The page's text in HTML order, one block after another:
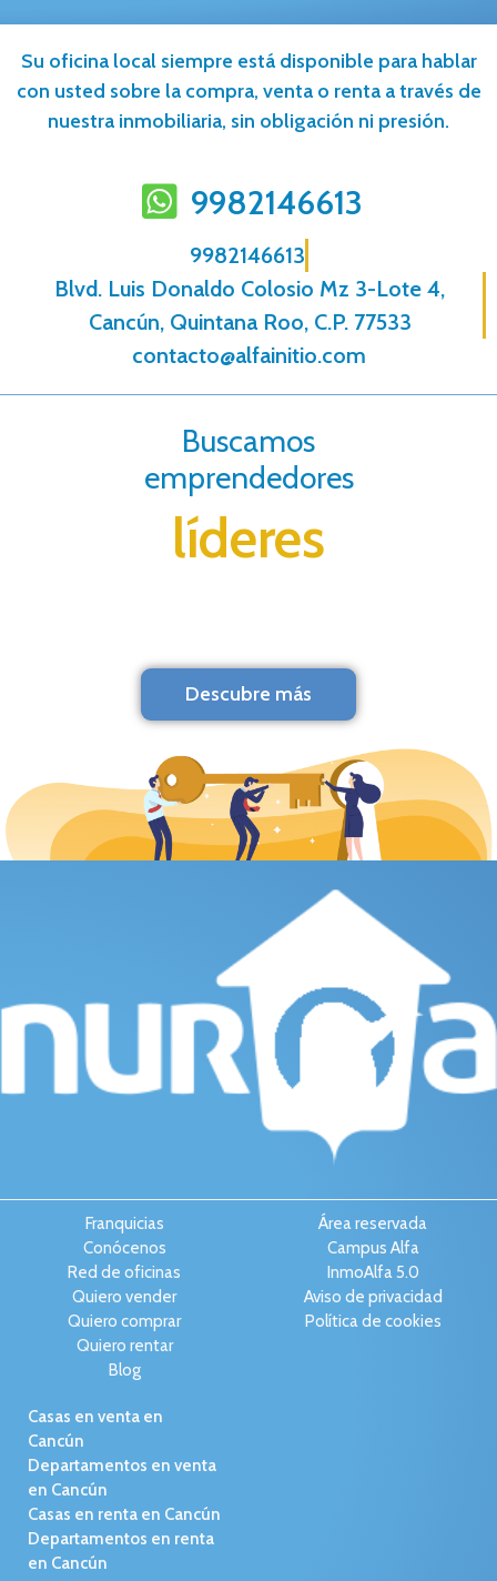
Su oficina local siempre está disponible para hablar
con usted sobre la compra, venta o renta a través de
nuestra inmobiliaria, sin obligación ni presión.
9982146613
9982146613
Blvd. Luis Donaldo Colosio Mz 3-Lote 4,
Cancún, Quintana Roo, C.P. 77533
contacto@alfainitio.com
Buscamos
emprendedores
líderes
Descubre más
Franquicias
Conócenos
Red de oficinas
Quiero vender
Quiero comprar
Quiero rentar
Blog
Área reservada
Campus Alfa
InmoAlfa 5.0
Aviso de privacidad
Política de cookies
Casas en venta en
Cancún
Departamentos en venta
en Cancún
Casas en renta en Cancún
Departamentos en renta
en Cancún